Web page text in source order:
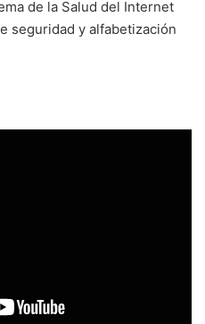
de la Salud del Internet
seguridad y alfabetización